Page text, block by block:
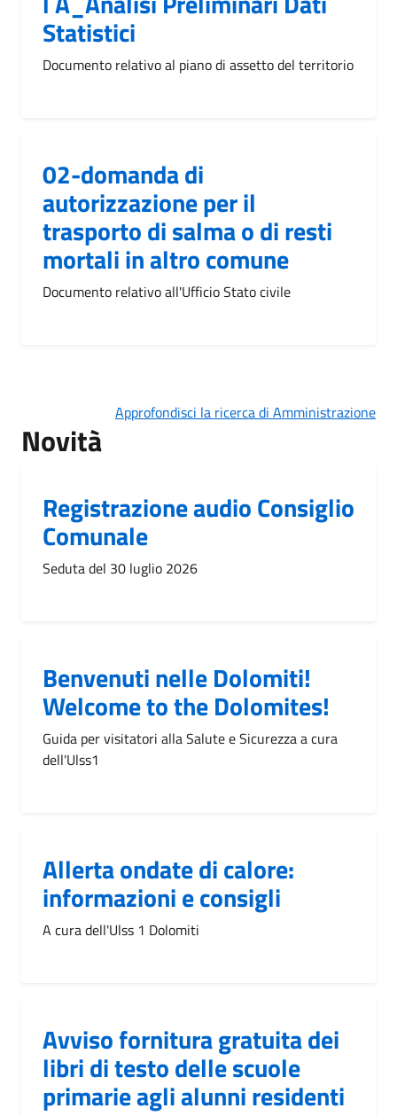
Statistici
Documento relativo al piano di assetto del territorio
02-domanda di
autorizzazione per il
trasporto di salma o di resti
mortali in altro comune
Documento relativo all'Ufficio Stato civile
Approfondisci la ricerca di Amministrazione
Novità
Registrazione audio Consiglio
Comunale
Seduta del 30 luglio 2026
Benvenuti nelle Dolomiti!
Welcome to the Dolomites!
Guida per visitatori alla Salute e Sicurezza a cura
dell'Ulss1
Allerta ondate di calore:
informazioni e consigli
A cura dell'Ulss 1 Dolomiti
Avviso fornitura gratuita dei
libri di testo delle scuole
primarie agli alunni residenti